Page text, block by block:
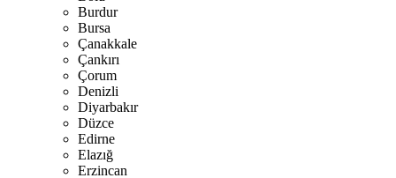
Burdur
Bursa
Çanakkale
Çankırı
Çorum
Denizli
Diyarbakır
Düzce
Edirne
Elazığ
Erzincan